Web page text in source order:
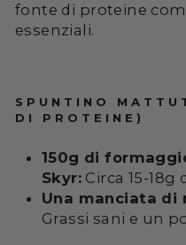
fonte di proteine
essenziali.
SPUNTINO
DI PROTEINE)
150g di
Skyr: Circa 15-18g
Una manciata di
Grassi sani e un